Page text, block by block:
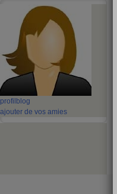
profil blog
ajouter de vos amies